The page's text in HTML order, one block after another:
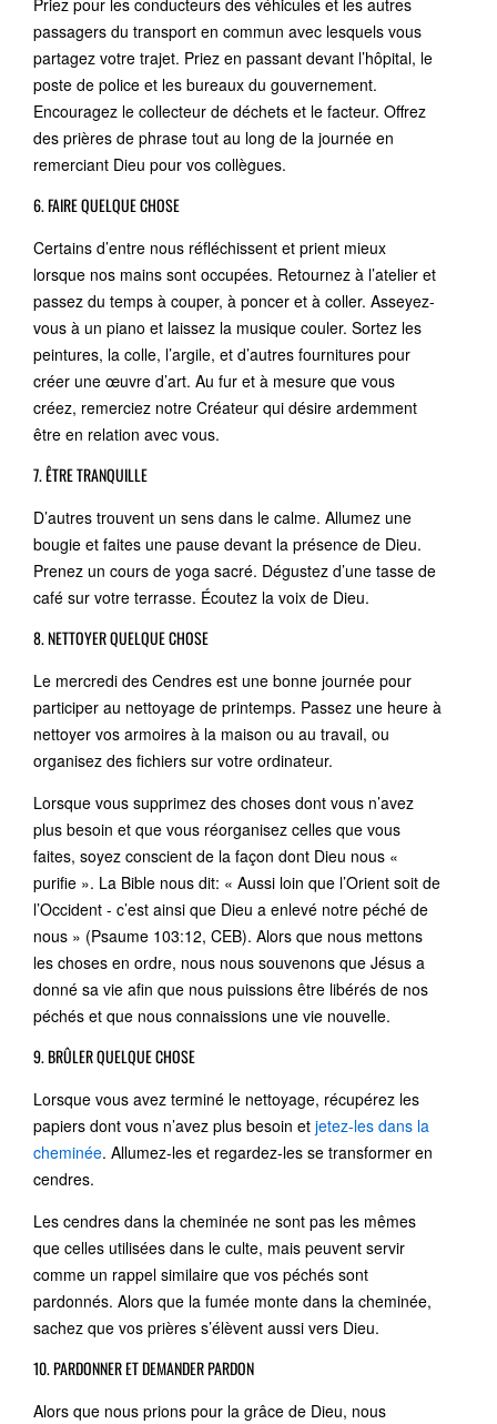
passagers du transport en commun avec lesquels vous
partagez votre trajet. Priez en passant devant l’hôpital, le
poste de police et les bureaux du gouvernement.
Encouragez le collecteur de déchets et le facteur. Offrez
des prières de phrase tout au long de la journée en
remerciant Dieu pour vos collègues.
6. FAIRE QUELQUE CHOSE
Certains d’entre nous réfléchissent et prient mieux
lorsque nos mains sont occupées. Retournez à l’atelier et
passez du temps à couper, à poncer et à coller. Asseyez-
vous à un piano et laissez la musique couler. Sortez les
peintures, la colle, l’argile, et d’autres fournitures pour
créer une œuvre d’art. Au fur et à mesure que vous
créez, remerciez notre Créateur qui désire ardemment
être en relation avec vous.
7. ÊTRE TRANQUILLE
D’autres trouvent un sens dans le calme. Allumez une
bougie et faites une pause devant la présence de Dieu.
Prenez un cours de yoga sacré. Dégustez d’une tasse de
café sur votre terrasse. Écoutez la voix de Dieu.
8. NETTOYER QUELQUE CHOSE
Le mercredi des Cendres est une bonne journée pour
participer au nettoyage de printemps. Passez une heure à
nettoyer vos armoires à la maison ou au travail, ou
organisez des fichiers sur votre ordinateur.
Lorsque vous supprimez des choses dont vous n’avez
plus besoin et que vous réorganisez celles que vous
faites, soyez conscient de la façon dont Dieu nous «
purifie ». La Bible nous dit: « Aussi loin que l’Orient soit de
l’Occident - c’est ainsi que Dieu a enlevé notre péché de
nous » (Psaume 103:12, CEB). Alors que nous mettons
les choses en ordre, nous nous souvenons que Jésus a
donné sa vie afin que nous puissions être libérés de nos
péchés et que nous connaissions une vie nouvelle.
9. BRÛLER QUELQUE CHOSE
Lorsque vous avez terminé le nettoyage, récupérez les
papiers dont vous n’avez plus besoin et jetez-les dans la
cheminée. Allumez-les et regardez-les se transformer en
cendres.
Les cendres dans la cheminée ne sont pas les mêmes
que celles utilisées dans le culte, mais peuvent servir
comme un rappel similaire que vos péchés sont
pardonnés. Alors que la fumée monte dans la cheminée,
sachez que vos prières s’élèvent aussi vers Dieu.
10. PARDONNER ET DEMANDER PARDON
Alors que nous prions pour la grâce de Dieu, nous